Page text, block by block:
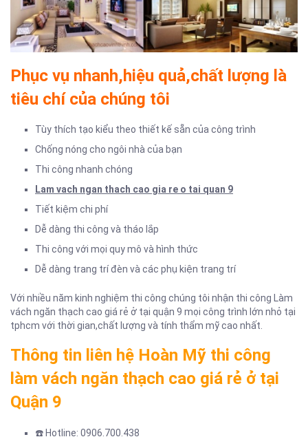
Phục vụ nhanh,hiệu quả,chất lượng là
tiêu chí của chúng tôi
Tùy thích tạo kiểu theo thiết kế sẵn của công trình
Chống nóng cho ngôi nhà của bạn
Thi công nhanh chóng
Lam vach ngan thach cao gia re o tai quan 9
Tiết kiệm chi phí
Dễ dàng thi công và tháo lắp
Thi công với mọi quy mô và hình thức
Dễ dàng trang trí đèn và các phụ kiện trang trí
Với nhiều năm kinh nghiệm thi công chúng tôi nhận thi công Làm
vách ngăn thạch cao giá rẻ ở tại quận 9 mọi công trình lớn nhỏ tại
tphcm với thời gian,chất lượng và tính thẩm mỹ cao nhất.
Thông tin liên hệ Hoàn Mỹ thi công
làm vách ngăn thạch cao giá rẻ ở tại
Quận 9
☎️ Hotline: 0906.700.438